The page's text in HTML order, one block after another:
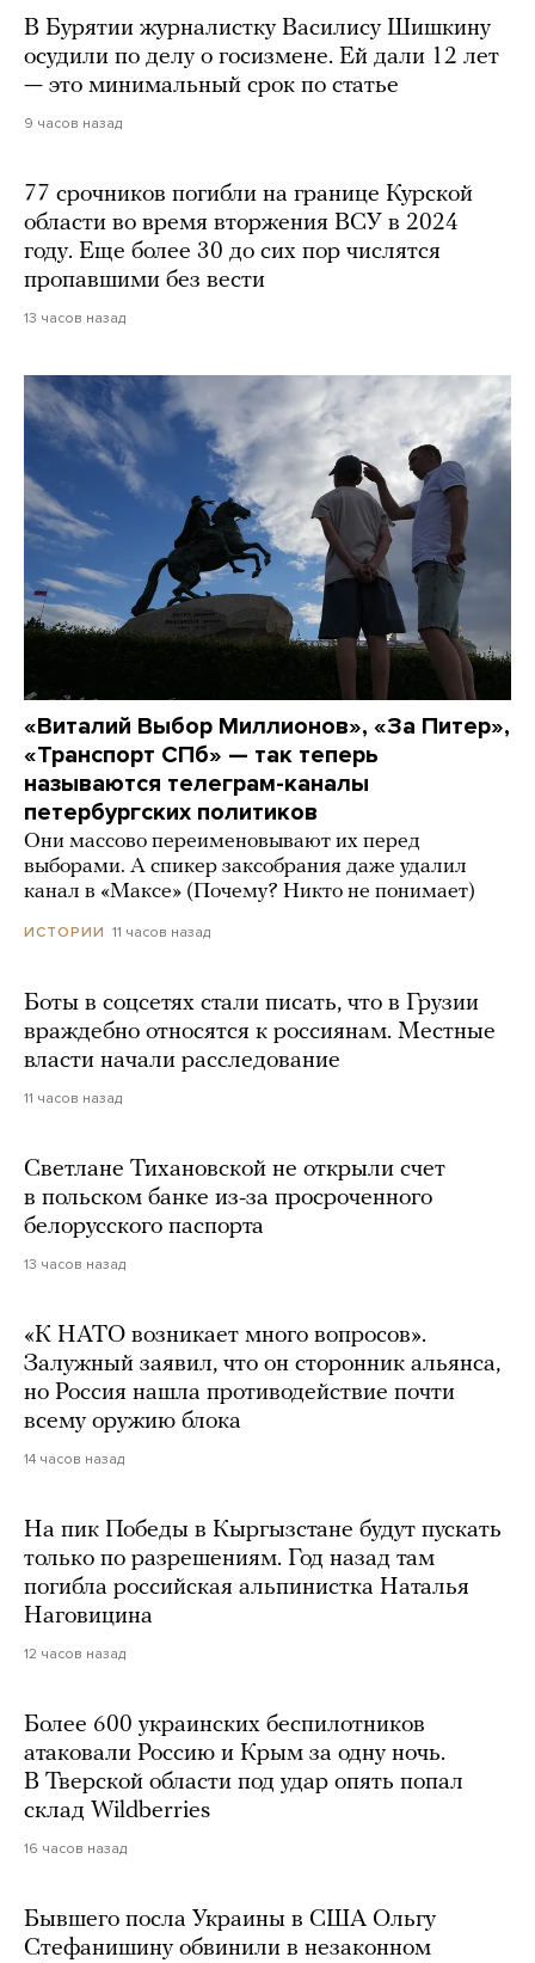
В Бурятии журналистку Василису Шишкину
осудили по делу о госизмене. Ей дали 12 лет
— это минимальный срок по статье
9 часов назад
77 срочников погибли на границе Курской
области во время вторжения ВСУ в 2024
году. Еще более 30 до сих пор числятся
пропавшими без вести
13 часов назад
«Виталий Выбор Миллионов», «За Питер»,
«Транспорт СПб» — так теперь
называются телеграм-каналы
петербургских политиков
Они массово переименовывают их перед
выборами. А спикер заксобрания даже удалил
канал в «Максе» (Почему? Никто не понимает)
ИСТОРИИ 11 часов назад
Боты в соцсетях стали писать, что в Грузии
враждебно относятся к россиянам. Местные
власти начали расследование
11 часов назад
Светлане Тихановской не открыли счет
в польском банке из-за просроченного
белорусского паспорта
13 часов назад
«К НАТО возникает много вопросов».
Залужный заявил, что он сторонник альянса,
но Россия нашла противодействие почти
всему оружию блока
14 часов назад
На пик Победы в Кыргызстане будут пускать
только по разрешениям. Год назад там
погибла российская альпинистка Наталья
Наговицина
12 часов назад
Более 600 украинских беспилотников
атаковали Россию и Крым за одну ночь.
В Тверской области под удар опять попал
склад Wildberries
16 часов назад
Бывшего посла Украины в США Ольгу
Стефанишину обвинили в незаконном